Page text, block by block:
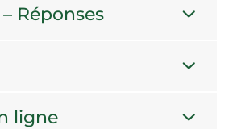
Réponses
ligne